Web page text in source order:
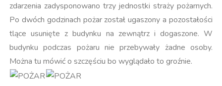
zdarzenia zadysponowano trzy jednostki straży pożarnych.
Po dwóch godzinach pożar został ugaszony a pozostałości
tlące usunięte z budynku na zewnątrz i dogaszone. W
budynku podczas pożaru nie przebywały żadne osoby.
Można tu mówić o szczęściu bo wyglądało to groźnie.